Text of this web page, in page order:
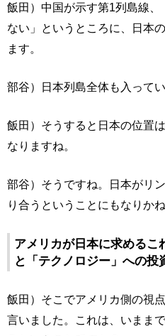
飯田）中国が示す第1列島線、
ない」というところに、日本
ます。
部谷）日本列島全体も入ってい
飯田）そうすると日本の位置
なりますね。
部谷）そうですね。日本がリ
り合うということにもなりかね
アメリカが日本に求めるこ
と「テクノロジー」への投
飯田）そこでアメリカ側の視
言いました。これは、いまま